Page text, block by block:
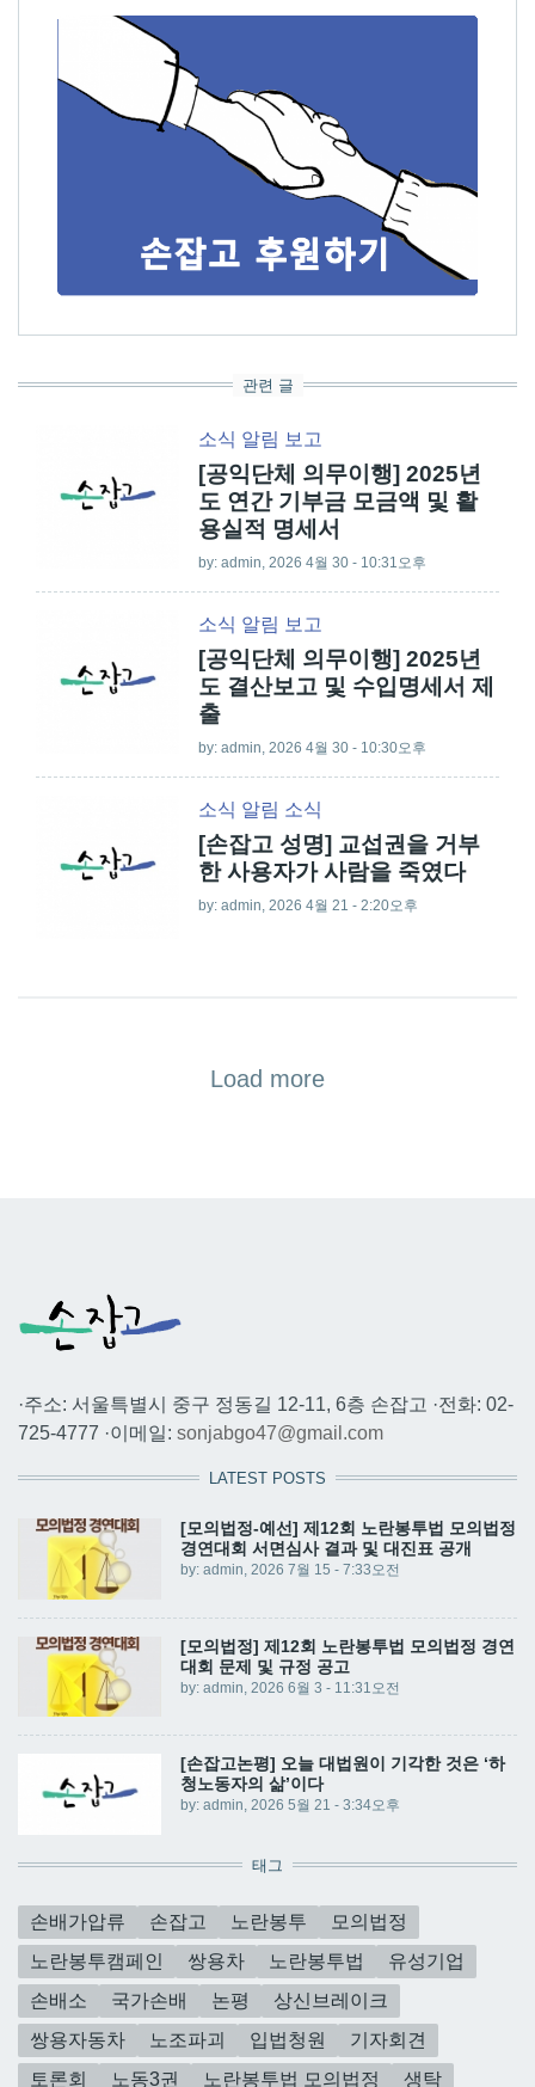
관련 글
소식 알림 보고
[공익단체 의무이행] 2025년
도 연간 기부금 모금액 및 활
용실적 명세서
by: admin , 2026 4월 30 - 10:31오후
소식 알림 보고
[공익단체 의무이행] 2025년
도 결산보고 및 수입명세서 제
출
by: admin , 2026 4월 30 - 10:30오후
소식 알림 소식
[손잡고 성명] 교섭권을 거부
한 사용자가 사람을 죽였다
by: admin , 2026 4월 21 - 2:20오후
Load more
·주소: 서울특별시 중구 정동길 12-11, 6층 손잡고 ·전화: 02-
725-4777 ·이메일: sonjabgo47@gmail.com
LATEST POSTS
[모의법정-예선] 제12회 노란봉투법 모의법정
경연대회 서면심사 결과 및 대진표 공개
by: admin, 2026 7월 15 - 7:33오전
[모의법정] 제12회 노란봉투법 모의법정 경연
대회 문제 및 규정 공고
by: admin, 2026 6월 3 - 11:31오전
[손잡고논평] 오늘 대법원이 기각한 것은 ‘하
청노동자의 삶’이다
by: admin, 2026 5월 21 - 3:34오후
태그
손배가압류 손잡고 노란봉투
모의법정
노란봉투캠페인
쌍용차 노란봉투법
유성기업
손배소
국가손배 논평
상신브레이크
쌍용자동차
노조파괴 입법청원
기자회견
토론회
노동3권 노란봉투법 모의법정 생탁